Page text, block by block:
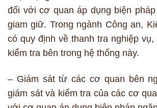
đối với cơ quan áp dụng biện
giam giữ. Trong ngành Công an,
có quy định về thanh tra nghiệp
kiểm tra bên trong hệ thống này.
– Giám sát từ các cơ quan bên
giám sát và kiểm tra của các cơ